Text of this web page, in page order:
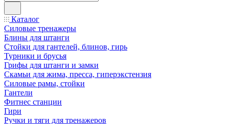
Каталог
Силовые тренажеры
Блины для штанги
Стойки для гантелей, блинов, гирь
Турники и брусья
Грифы для штанги и замки
Скамьи для жима, пресса, гиперэкстензия
Силовые рамы, стойки
Гантели
Фитнес станции
Гири
Ручки и тяги для тренажеров